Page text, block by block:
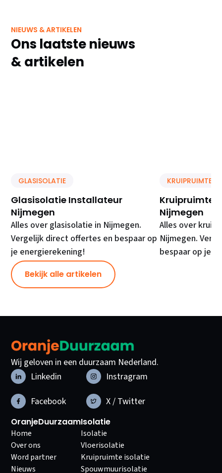
NIEUWS & ARTIKELEN
Ons laatste nieuws
& artikelen
GLASISOLATIE
Glasisolatie Installateur
Nijmegen
Alles over glasisolatie in Nijmegen.
Vergelijk direct offertes en bespaar op
je energierekening!
KRUIPRUIMTE
Kruipruimte
Nijmegen
Alles over
Nijmegen.
bespaar op je
Bekijk alle artikelen
Wij geloven in een duurzaam Nederland.
Linkedin
Instragram
Facebook
X / Twitter
OranjeDuurzaam
Home
Over ons
Word partner
Nieuws
Isolatie
Isolatie
Vloerisolatie
Kruipruimte isolatie
Spouwmuurisolatie